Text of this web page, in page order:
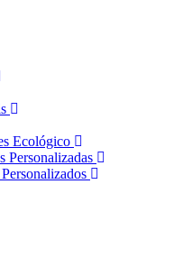
Ecológico
Personalizadas